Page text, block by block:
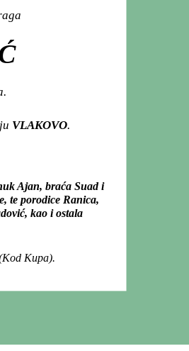
VLAKOVO.
Ajan, braća Suad i
te porodice Ranica,
kao i ostala
(Kod Kupa).